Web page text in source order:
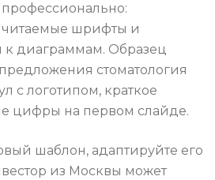
шрифты и
диаграммам. Образец
стоматология
с логотипом, краткое
цифры на первом слайде.
шаблон, адаптируйте его
из Москвы может